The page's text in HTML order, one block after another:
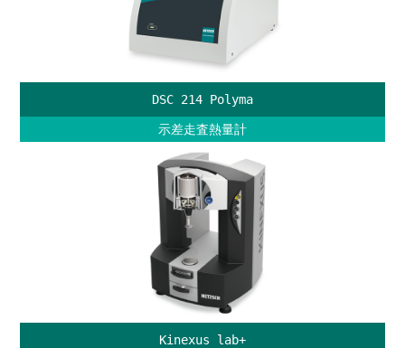
DSC 214 Polyma
示差走査熱量計
Kinexus lab+